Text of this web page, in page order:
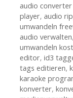
audio
player, audio
umwandeln
audio verwalten,
umwandeln
editor, id3
tags editieren,
karaoke
konverter,